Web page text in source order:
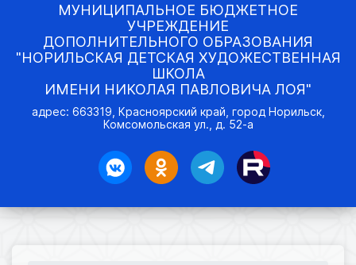
МУНИЦИПАЛЬНОЕ БЮДЖЕТНОЕ
УЧРЕЖДЕНИЕ
ДОПОЛНИТЕЛЬНОГО ОБРАЗОВАНИЯ
"НОРИЛЬСКАЯ ДЕТСКАЯ ХУДОЖЕСТВЕННАЯ
ШКОЛА
ИМЕНИ НИКОЛАЯ ПАВЛОВИЧА ЛОЯ"
адрес: 663319, Красноярский край, город Норильск,
Комсомольская ул., д. 52-а